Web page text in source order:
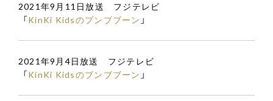
2021年9月11日放送 フジテレビ
「KinKi Kidsのブンブブーン 」
2021年9月4日放送 フジテレビ
「KinKi Kidsのブンブブーン 」